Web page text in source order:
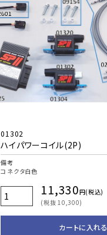
01302
ハイパワーコイル(2P)
備考
コネクタ白色
11,330円(税込)
(税抜 10,300)
カートに入れる